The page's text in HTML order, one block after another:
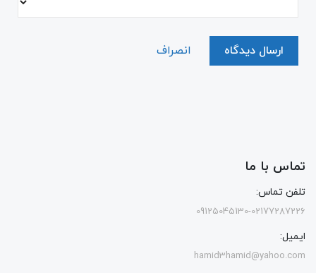
ارسال دیدگاه انصراف
تماس با ما
تلفن تماس:
09125045130-02177287226
ایمیل:
hamid3hamid@yahoo.com